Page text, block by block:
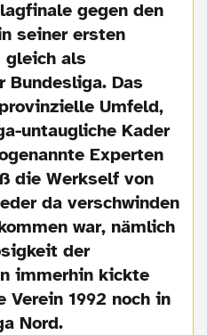
gegen den
seiner ersten
gleich als
Bundesliga. Das
Umfeld,
untaugliche Kader
Experten
die Werkself von
da verschwinden
war, nämlich
der
immerhin kickte
Verein 1992 noch in
Nord.